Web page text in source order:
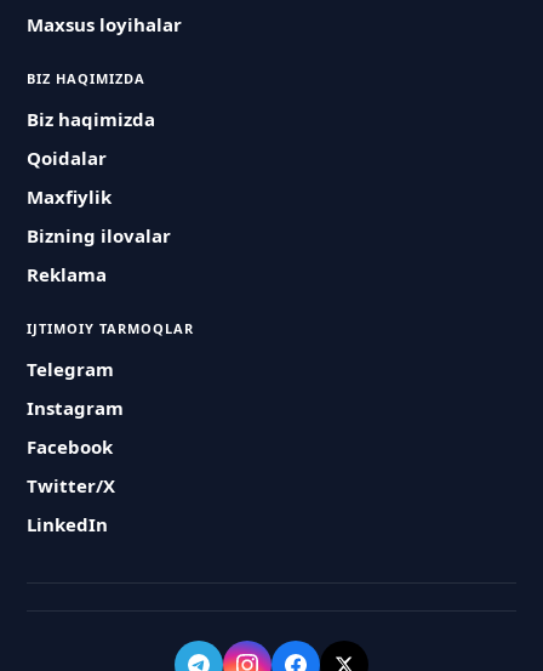
Maxsus loyihalar
BIZ HAQIMIZDA
Biz haqimizda
Qoidalar
Maxfiylik
Bizning ilovalar
Reklama
IJTIMOIY TARMOQLAR
Telegram
Instagram
Facebook
Twitter/X
LinkedIn